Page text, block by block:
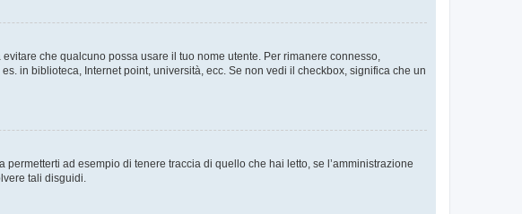
che qualcuno possa usare il tuo nome utente. Per rimanere connesso,
in biblioteca, Internet point, università, ecc. Se non vedi il checkbox, significa che un
ad esempio di tenere traccia di quello che hai letto, se l’amministrazione
tali disguidi.